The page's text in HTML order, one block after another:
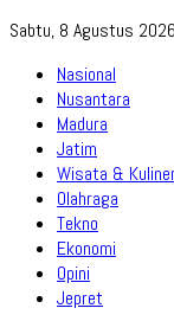
Sabtu, 8 Agustus 2026
Nasional
Nusantara
Madura
Jatim
Wisata &
Olahraga
Tekno
Ekonomi
Opini
Jepret